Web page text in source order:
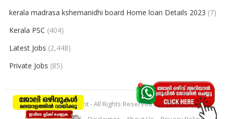
kerala madrasa kshemanidhi board Home loan Details 2023 (7)
Kerala PSC (404)
Latest Jobs (2,448)
Private Jobs (85)
© 2026keralajobpoint- All Rights Reserved toKeralajobpoint